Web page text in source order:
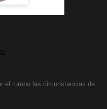
el rumbo las circunstancias de